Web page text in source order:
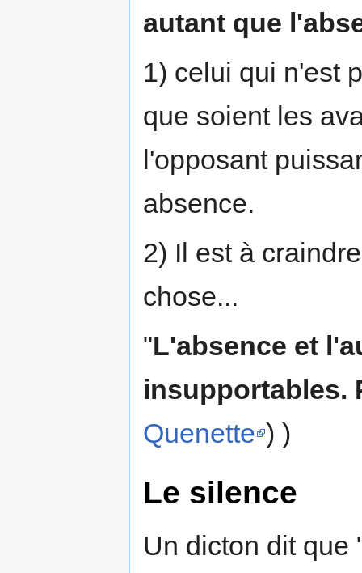
autant que
1) celui qui n'est
que soient les
l'opposant
absence.
2) Il est à
chose...
"L'absence et
insupportables.
Quenette ) )
Le silence
Un dicton dit que